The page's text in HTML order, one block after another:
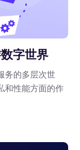
字世界
务的多层次世
和性能方面的作